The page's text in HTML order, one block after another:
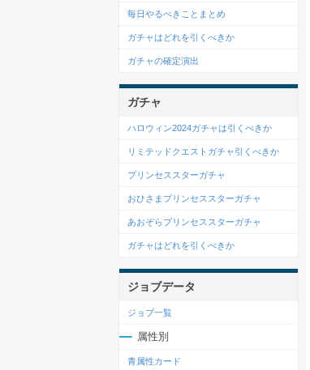
毎日やるべきことまとめ
ガチャはどれを引くべきか
ガチャの確定演出
ガチャ
ハロウィン2024ガチャは引くべきか
リミテッドクエストガチャ引くべきか
プリンセススターガチャ
おひさまプリンセススターガチャ
あおぞらプリンセススターガチャ
ガチャはどれを引くべきか
ジョブデータ
ジョブ一覧
属性別
青属性カード